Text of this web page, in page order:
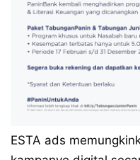
ESTA ads